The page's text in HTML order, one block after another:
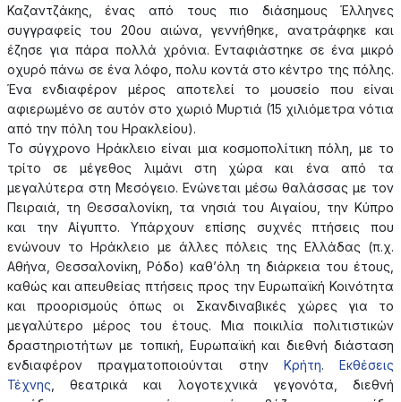
Καζαντζάκης, ένας από τους πιο διάσημους Έλληνες
συγγραφείς του 20ου αιώνα, γεννήθηκε, ανατράφηκε και
έζησε για πάρα πολλά χρόνια. Ενταφιάστηκε σε ένα μικρό
οχυρό πάνω σε ένα λόφο, πολυ κοντά στο κέντρο της πόλης.
Ένα ενδιαφέρον μέρος αποτελεί το μουσείο που είναι
αφιερωμένο σε αυτόν στο χωριό Μυρτιά (15 χιλιόμετρα νότια
από την πόλη του Ηρακλείου).
Το σύγχρονο Ηράκλειο είναι μια κοσμοπολίτικη πόλη, με το
τρίτο σε μέγεθος λιμάνι στη χώρα και ένα από τα
μεγαλύτερα στη Μεσόγειο. Ενώνεται μέσω θαλάσσας με τον
Πειραιά, τη Θεσσαλονίκη, τα νησιά του Αιγαίου, την Κύπρο
και την Αίγυπτο. Υπάρχουν επίσης συχνές πτήσεις που
ενώνουν το Ηράκλειο με άλλες πόλεις της Ελλάδας (π.χ.
Αθήνα, Θεσσαλονίκη, Ρόδο) καθ’όλη τη διάρκεια του έτους,
καθώς και απευθείας πτήσεις προς την Ευρωπαϊκή Κοινότητα
και προορισμούς όπως οι Σκανδιναβικές χώρες για το
μεγαλύτερο μέρος του έτους. Μια ποικιλία πολιτιστικών
δραστηριοτήτων με τοπική, Ευρωπαϊκή και διεθνή διάσταση
ενδιαφέρον πραγματοποιούνται στην Κρήτη.Εκθέσεις
Τέχνης , θεατρικά και λογοτεχνικά γεγονότα, διεθνή